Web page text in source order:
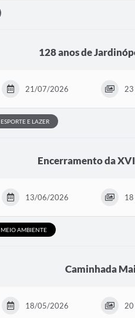
128 anos de
21/07/2026 23
ESPORTE E LAZER
Encerramento da
13/06/2026 18
MEIO AMBIENTE
Caminhada
18/05/2026 20